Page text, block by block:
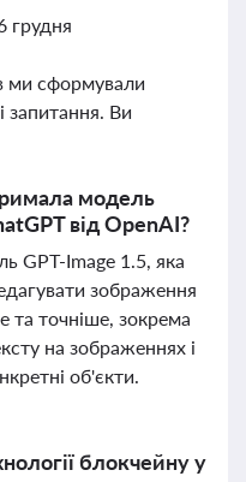
грудня
ми сформували
запитання. Ви
модель
від OpenAI?
GPT-Image 1.5, яка
зображення
та точніше, зокрема
на зображеннях і
об'єкти.
блокчейну у